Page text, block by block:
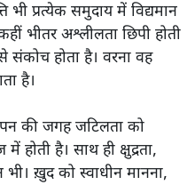
भी प्रत्येक समुदाय में विद्यमान
भीतर अश्लीलता छिपी होती
होता है। वरना वह
है।
की जगह जटिलता को
है। साथ ही क्षुद्रता,
ख़ुद को स्वाधीन मानना,